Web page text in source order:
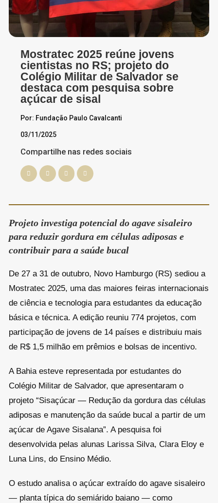
Mostratec 2025 reúne jovens
cientistas no RS; projeto do
Colégio Militar de Salvador se
destaca com pesquisa sobre
açúcar de sisal
Por: Fundação Paulo Cavalcanti
03/11/2025
Compartilhe nas redes sociais
Projeto investiga potencial do agave sisaleiro
para reduzir gordura em células adiposas e
contribuir para a saúde bucal
De 27 a 31 de outubro, Novo Hamburgo (RS) sediou a
Mostratec 2025, uma das maiores feiras internacionais
de ciência e tecnologia para estudantes da educação
básica e técnica. A edição reuniu 774 projetos, com
participação de jovens de 14 países e distribuiu mais
de R$ 1,5 milhão em prêmios e bolsas de incentivo.
A Bahia esteve representada por estudantes do
Colégio Militar de Salvador, que apresentaram o
projeto “Sisaçúcar — Redução da gordura das células
adiposas e manutenção da saúde bucal a partir de um
açúcar de Agave Sisalana”. A pesquisa foi
desenvolvida pelas alunas Larissa Silva, Clara Eloy e
Luna Lins, do Ensino Médio.
O estudo analisa o açúcar extraído do agave sisaleiro
— planta típica do semiárido baiano — como